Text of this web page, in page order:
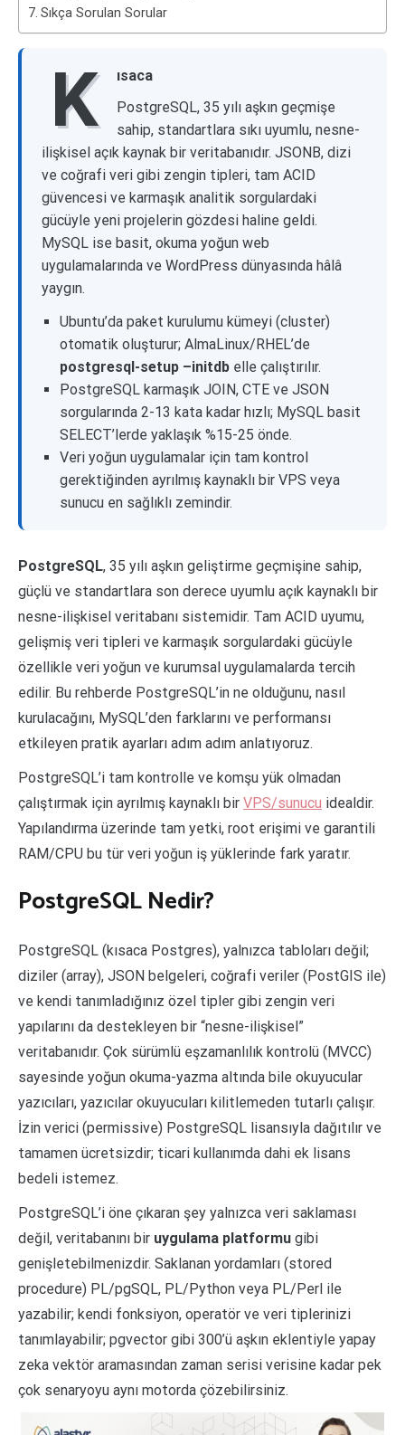
Sıkça Sorulan Sorular
K
ısaca
PostgreSQL, 35 yılı aşkın geçmişe
sahip, standartlara sıkı uyumlu, nesne-
ilişkisel açık kaynak bir veritabanıdır. JSONB, dizi
ve coğrafi veri gibi zengin tipleri, tam ACID
güvencesi ve karmaşık analitik sorgulardaki
gücüyle yeni projelerin gözdesi haline geldi.
MySQL ise basit, okuma yoğun web
uygulamalarında ve WordPress dünyasında hâlâ
yaygın.
Ubuntu’da paket kurulumu kümeyi (cluster)
otomatik oluşturur; AlmaLinux/RHEL’de
postgresql-setup –initdb elle çalıştırılır.
PostgreSQL karmaşık JOIN, CTE ve JSON
sorgularında 2-13 kata kadar hızlı; MySQL basit
SELECT’lerde yaklaşık %15-25 önde.
Veri yoğun uygulamalar için tam kontrol
gerektiğinden ayrılmış kaynaklı bir VPS veya
sunucu en sağlıklı zemindir.
PostgreSQL, 35 yılı aşkın geliştirme geçmişine sahip,
güçlü ve standartlara son derece uyumlu açık kaynaklı bir
nesne-ilişkisel veritabanı sistemidir. Tam ACID uyumu,
gelişmiş veri tipleri ve karmaşık sorgulardaki gücüyle
özellikle veri yoğun ve kurumsal uygulamalarda tercih
edilir. Bu rehberde PostgreSQL’in ne olduğunu, nasıl
kurulacağını, MySQL’den farklarını ve performansı
etkileyen pratik ayarları adım adım anlatıyoruz.
PostgreSQL’i tam kontrolle ve komşu yük olmadan
çalıştırmak için ayrılmış kaynaklı bir VPS/sunucu idealdir.
Yapılandırma üzerinde tam yetki, root erişimi ve garantili
RAM/CPU bu tür veri yoğun iş yüklerinde fark yaratır.
PostgreSQL Nedir?
PostgreSQL (kısaca Postgres), yalnızca tabloları değil;
diziler (array), JSON belgeleri, coğrafi veriler (PostGIS ile)
ve kendi tanımladığınız özel tipler gibi zengin veri
yapılarını da destekleyen bir “nesne-ilişkisel”
veritabanıdır. Çok sürümlü eşzamanlılık kontrolü (MVCC)
sayesinde yoğun okuma-yazma altında bile okuyucular
yazıcıları, yazıcılar okuyucuları kilitlemeden tutarlı çalışır.
İzin verici (permissive) PostgreSQL lisansıyla dağıtılır ve
tamamen ücretsizdir; ticari kullanımda dahi ek lisans
bedeli istemez.
PostgreSQL’i öne çıkaran şey yalnızca veri saklaması
değil, veritabanını bir uygulama platformu gibi
genişletebilmenizdir. Saklanan yordamları (stored
procedure) PL/pgSQL, PL/Python veya PL/Perl ile
yazabilir; kendi fonksiyon, operatör ve veri tiplerinizi
tanımlayabilir; pgvector gibi 300’ü aşkın eklentiyle yapay
zeka vektör aramasından zaman serisi verisine kadar pek
çok senaryoyu aynı motorda çözebilirsiniz.